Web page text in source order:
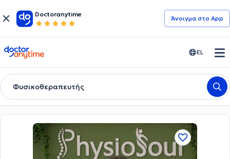
Doctoranytime
Άνοιγμα στο App
doctoranytime EL
Φυσικοθεραπευτής